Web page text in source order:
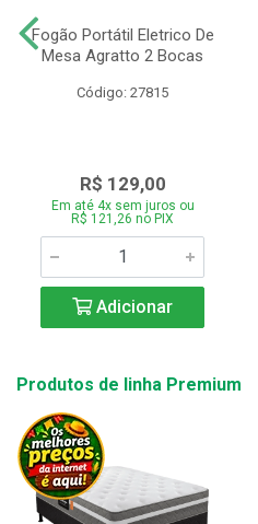
Fogão Portátil Eletrico De
Mesa Agratto 2 Bocas
Código: 27815
R$ 129,00
Em até 4x sem juros ou
R$ 121,26 no PIX
Adicionar
Produtos de linha Premium